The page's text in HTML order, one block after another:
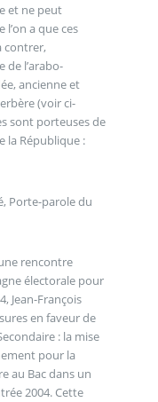
et ne peut
a que ces
contrer,
de l’arabo-
ancienne et
(voir ci-
sont porteuses de
la République :
Porte-parole du
rencontre
électorale pour
Jean-François
en faveur de
: la mise
pour la
au Bac dans un
2004. Cette